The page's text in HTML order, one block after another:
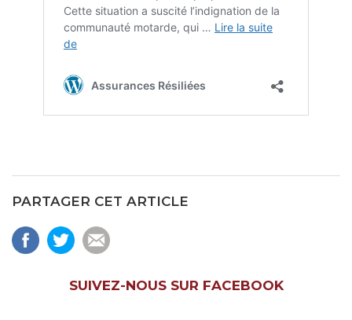
PARTAGER CET ARTICLE
SUIVEZ-NOUS SUR FACEBOOK